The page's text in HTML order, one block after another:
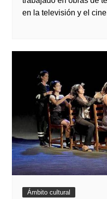
en la televisión y el
Ámbito cultural